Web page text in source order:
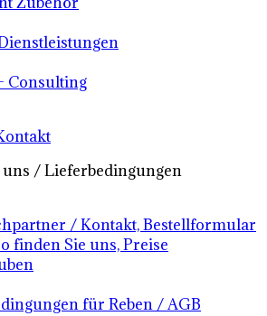
Consulting
uns / Lieferbedingungen
/ Kontakt, Bestellformular
finden Sie uns, Preise
für Reben / AGB